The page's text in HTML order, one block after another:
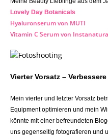
Lovely Day Botanicals
Hyaluronserum von MUTI
Vitamin C Serum von
Vierter Vorsatz –
Mein vierter und letzter Vorsatz
Equipment optimieren und mein
könnte mit einer befreundeten
uns gegenseitig fotografieren und